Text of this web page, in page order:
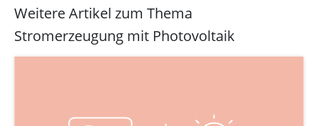
Weitere Artikel zum Thema
Stromerzeugung mit Photovoltaik